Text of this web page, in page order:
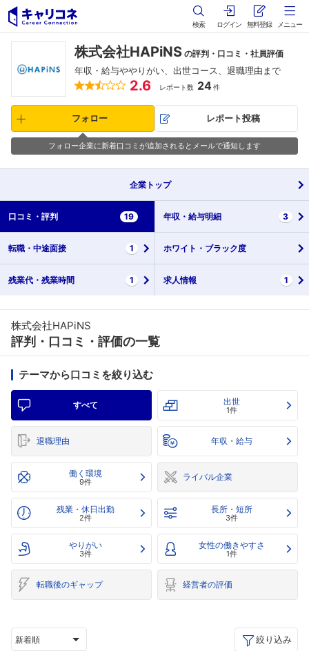
検索 ログイン 無料登録 メニュー
株式会社HAPiNS の評判・口コミ・社員評価
年収・給与ややりがい、出世コース、退職理由まで
2.6 レポート数 24件
フォロー レポート投稿
フォロー企業に新着口コミが追加されるとメールで通知します
企業 トップ
口コミ・ 評判 19 年収・ 給与明細 3
転職・ 中途面接 1 ホワイト・ ブラック度
残業代・ 残業時間 1 求人情報 1
株式会社HAPiNS
評判・口コミ・評価の一覧
テーマから口コミを絞り込む
すべて 出世
1件
退職理由 年収・給与
働く環境
9件 ライバル企業
残業・休日出勤
2件
長所・短所
3件
やりがい
3件
女性の働きやすさ
1件
転職後のギャップ 経営者の評価
新着順 絞り込み